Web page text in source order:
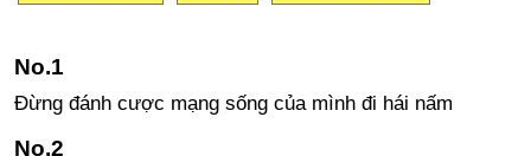
Đừng đánh cược mạng sống của mình đi hái nấm